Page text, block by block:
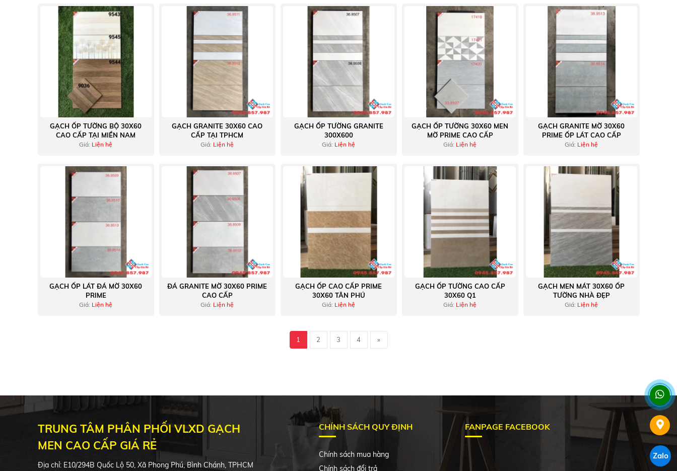
GẠCH ỐP TƯỜNG BỘ 30X60
CAO CẤP TẠI MIỀN NAM
Giá: Liện hệ
GẠCH GRANITE 30X60 CAO
CẤP TẠI TPHCM
Giá: Liện hệ
GẠCH ỐP TƯỜNG GRANITE
300X600
Giá: Liện hệ
GẠCH ỐP TƯỜNG 30X60 MEN
MỜ PRIME CAO CẤP
Giá: Liện hệ
GẠCH GRANITE MỜ 30X60
PRIME ỐP LÁT CAO CẤP
Giá: Liện hệ
GẠCH ỐP LÁT ĐÁ MỜ 30X60
PRIME
Giá: Liện hệ
ĐÁ GRANITE MỜ 30X60 PRIME
CAO CẤP
Giá: Liện hệ
GẠCH ỐP CAO CẤP PRIME
30X60 TÂN PHÚ
Giá: Liện hệ
GẠCH ỐP TƯỜNG CAO CẤP
30X60 Q1
Giá: Liện hệ
GẠCH MEN MÁT 30X60 ỐP
TƯỜNG NHÀ ĐẸP
Giá: Liện hệ
1 2 3 4 »
TRUNG TÂM PHÂN PHỐI VLXD GẠCH
MEN CAO CẤP GIÁ RẺ
Địa chỉ: E10/294B Quốc Lộ 50, Xã Phong Phú, Bình Chánh, TPHCM
CHÍNH SÁCH QUY ĐỊNH
Chính sách mua hàng
Chính sách đổi trả
FANPAGE FACEBOOK
Zalo